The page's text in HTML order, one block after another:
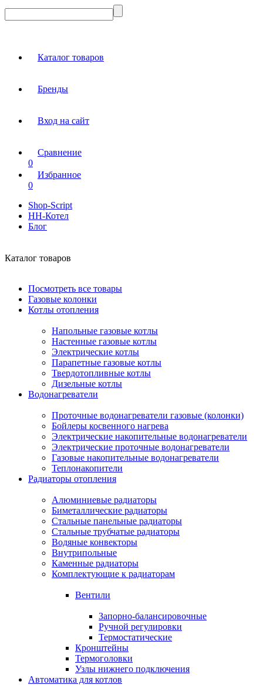
Каталог товаров
Бренды
Вход на сайт
Сравнение
0
Избранное
0
Shop-Script
НН-Котел
Блог
Каталог товаров
Посмотреть все товары
Газовые колонки
Котлы отопления
Напольные газовые котлы
Настенные газовые котлы
Электрические котлы
Парапетные газовые котлы
Твердотопливные котлы
Дизельные котлы
Водонагреватели
Проточные водонагреватели газовые (колонки)
Бойлеры косвенного нагрева
Электрические накопительные водонагреватели
Электрические проточные водонагреватели
Газовые накопительные водонагреватели
Теплонакопители
Радиаторы отопления
Алюминиевые радиаторы
Биметаллические радиаторы
Стальные панельные радиаторы
Стальные трубчатые радиаторы
Водяные конвекторы
Внутрипольные
Каменные радиаторы
Комплектующие к радиаторам
Вентили
Запорно-балансировочные
Ручной регулировки
Термостатические
Кронштейны
Термоголовки
Узлы нижнего подключения
Автоматика для котлов